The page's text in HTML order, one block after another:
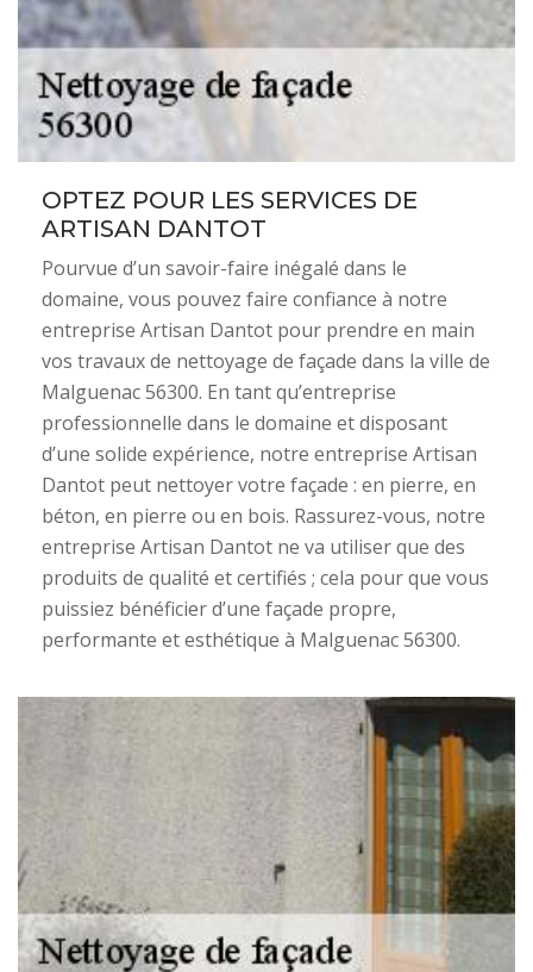
OPTEZ POUR LES SERVICES DE
ARTISAN DANTOT
Pourvue d’un savoir-faire inégalé dans le
domaine, vous pouvez faire confiance à notre
entreprise Artisan Dantot pour prendre en main
vos travaux de nettoyage de façade dans la ville de
Malguenac 56300. En tant qu’entreprise
professionnelle dans le domaine et disposant
d’une solide expérience, notre entreprise Artisan
Dantot peut nettoyer votre façade : en pierre, en
béton, en pierre ou en bois. Rassurez-vous, notre
entreprise Artisan Dantot ne va utiliser que des
produits de qualité et certifiés ; cela pour que vous
puissiez bénéficier d’une façade propre,
performante et esthétique à Malguenac 56300.